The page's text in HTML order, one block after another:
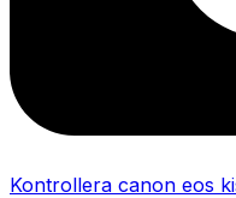
Kontrollera canon eos